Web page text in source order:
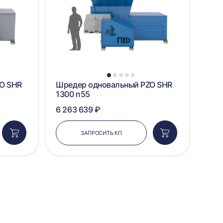
SHR
Добавить
в
корзину
1 2 3 4 5
Шредер одновальный PZO SHR
1300 n55
6 263 639 ₽
ЗАПРОСИТЬ КП
Добавить
в
корзину